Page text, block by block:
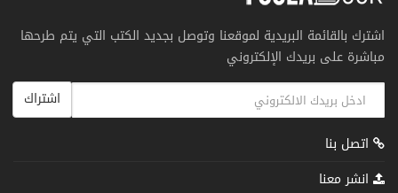
اشترك بالقائمة البريدية لموقعنا وتوصل بجديد الكتب التي يتم طرحها
مباشرة على بريدك الإلكتروني
اشتراك
اتصل بنا
انشر معنا